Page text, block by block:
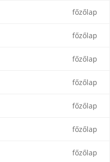
főzőlap
főzőlap
főzőlap
főzőlap
főzőlap
főzőlap
főzőlap